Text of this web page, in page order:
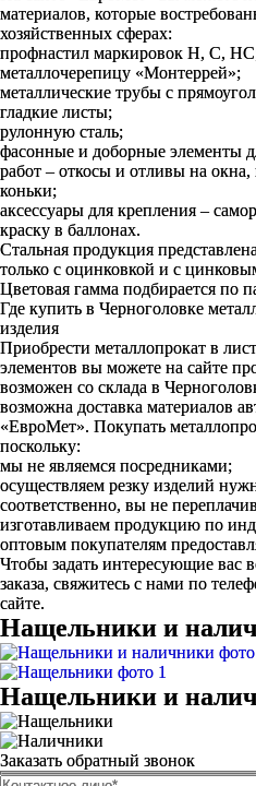
материалов, которые
хозяйственных сферах:
профнастил маркировок Н, С,
металлочерепицу «Монтеррей»;
металлические трубы с
гладкие листы;
рулонную сталь;
фасонные и доборные элементы
работ – откосы и отливы на
коньки;
аксессуары для крепления –
краску в баллонах.
Стальная продукция
только с оцинковкой и с
Цветовая гамма подбирается по
Где купить в Черноголовке
изделия
Приобрести металлопрокат в
элементов вы можете на сайте
возможен со склада в
возможна доставка материалов
«ЕвроМет». Покупать
поскольку:
мы не являемся посредниками;
осуществляем резку изделий
соответственно, вы не
изготавливаем продукцию по
оптовым покупателям
Чтобы задать интересующие вас
заказа, свяжитесь с нами по
сайте.
Нащельники и
Нащельники и
Заказать обратный звонок